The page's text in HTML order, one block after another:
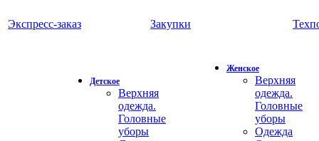
Экспресс-заказ Закупки
Детское
Верхняя
одежда.
Головные
уборы
Женское
Верхняя
одежда.
Головные
уборы
Одежда